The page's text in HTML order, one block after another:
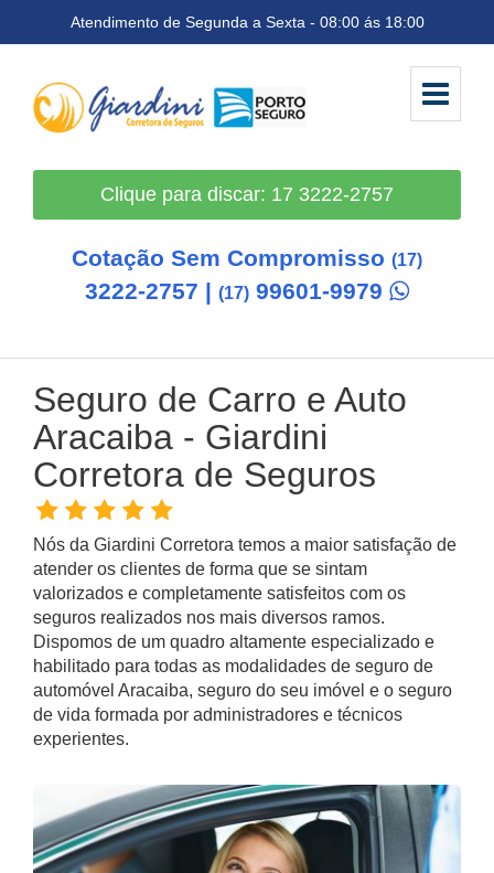
Atendimento de Segunda a Sexta - 08:00 ás 18:00
Clique para discar: 17 3222-2757
Cotação Sem Compromisso (17)
3222-2757 | (17) 99601-9979
Seguro de Carro e Auto
Aracaiba - Giardini
Corretora de Seguros
Nós da Giardini Corretora temos a maior satisfação de
atender os clientes de forma que se sintam
valorizados e completamente satisfeitos com os
seguros realizados nos mais diversos ramos.
Dispomos de um quadro altamente especializado e
habilitado para todas as modalidades de seguro de
automóvel Aracaiba, seguro do seu imóvel e o seguro
de vida formada por administradores e técnicos
experientes.